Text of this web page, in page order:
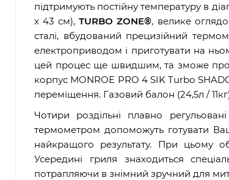
підтримують постійну температуру в
х 43 см),TURBO ZONE®, велике
сталі, вбудований прецизійний
електроприводом і приготувати на
цей процес ще швидшим, та зможе
корпус MONROE PRO 4 SIK Turbo
переміщення. Газовий балон (24,5л /
Чотири роздільні плавно
термометром допоможуть готувати
найкращого результату. При цьому
Усередині гриля знаходиться
потрапляючи в знімний зручний для